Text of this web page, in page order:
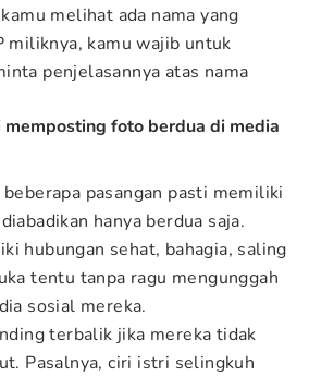
melihat ada nama yang
miliknya, kamu wajib untuk
penjelasannya atas nama
foto berdua di media
pasangan pasti memiliki
hanya berdua saja.
hubungan sehat, bahagia, saling
tentu tanpa ragu mengunggah
sosial mereka.
terbalik jika mereka tidak
Pasalnya, ciri istri selingkuh